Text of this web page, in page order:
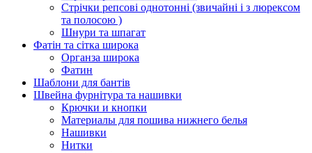
Стрічки репсові однотонні (звичайні і з люрексом
та полосою )
Шнури та шпагат
Фатін та сітка широка
Органза широка
Фатин
Шаблони для бантів
Швейна фурнітура та нашивки
Крючки и кнопки
Материалы для пошива нижнего белья
Нашивки
Нитки